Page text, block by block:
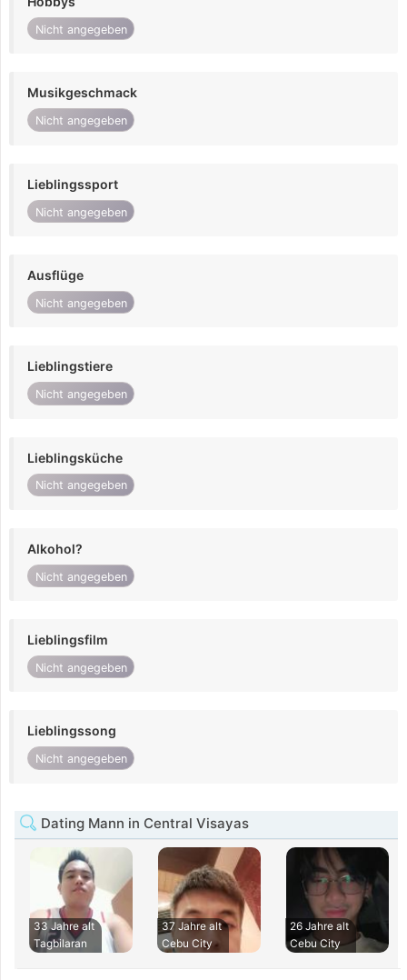
Nicht angegeben
Musikgeschmack
Nicht angegeben
Lieblingssport
Nicht angegeben
Ausflüge
Nicht angegeben
Lieblingstiere
Nicht angegeben
Lieblingsküche
Nicht angegeben
Alkohol?
Nicht angegeben
Lieblingsfilm
Nicht angegeben
Lieblingssong
Nicht angegeben
Dating Mann in Central Visayas
33 Jahre alt
Tagbilaran
37 Jahre alt
Cebu City
26 Jahre alt
Cebu City